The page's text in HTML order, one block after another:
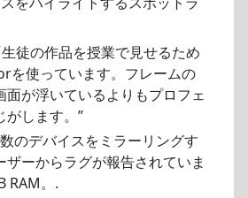
生徒の作品を授業で見せるため
を使っています。フレームの
面が浮いているよりもプロフェ
がします。”
のデバイスをミラーリングす
ザーからラグが報告されていま
RAM。.